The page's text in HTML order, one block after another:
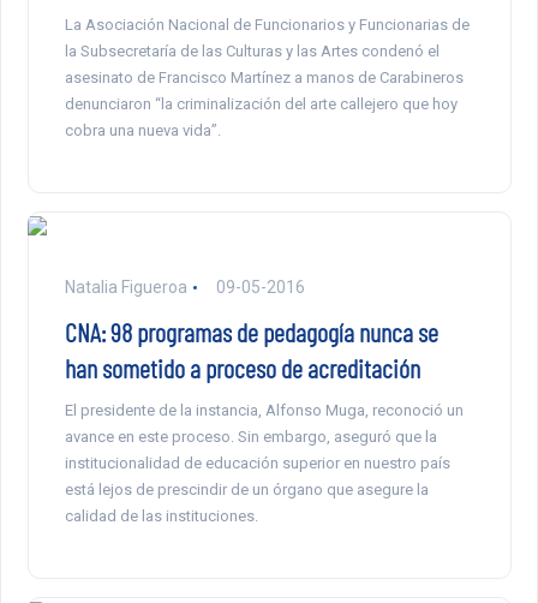
La Asociación Nacional de Funcionarios y Funcionarias de
la Subsecretaría de las Culturas y las Artes condenó el
asesinato de Francisco Martínez a manos de Carabineros
denunciaron “la criminalización del arte callejero que hoy
cobra una nueva vida”.
Natalia Figueroa 09-05-2016
CNA: 98 programas de pedagogía nunca se
han sometido a proceso de acreditación
El presidente de la instancia, Alfonso Muga, reconoció un
avance en este proceso. Sin embargo, aseguró que la
institucionalidad de educación superior en nuestro país
está lejos de prescindir de un órgano que asegure la
calidad de las instituciones.